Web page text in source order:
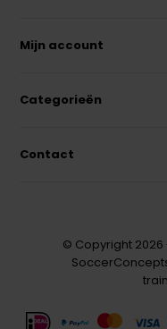
Mijn account
Categorieën
Contact
© Copyright 2026